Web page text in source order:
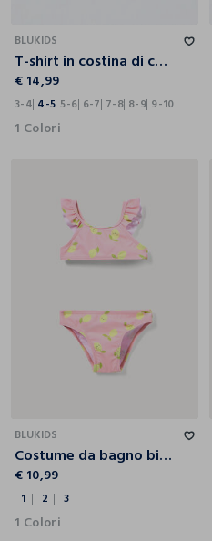
BLUKIDS
T-shirt in costina di cotone stretch bambina
€ 14,99
3-4 4-5 5-6 6-7 7-8 8-9 9-10
1 Colori
BLUKIDS
Costume da bagno bikini
€ 10,99
1 2 3
1 Colori